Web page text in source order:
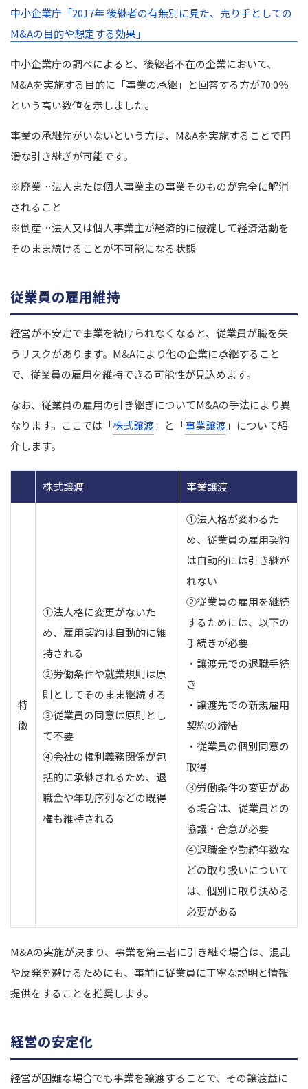
中小企業庁「2017年 後継者の有無別に見た、売り手としての
M&Aの目的や想定する効果」
中小企業庁の調べによると、後継者不在の企業において、
M&Aを実施する目的に「事業の承継」と回答する方が70.0％
という高い数値を示しました。
事業の承継先がいないという方は、M&Aを実施することで円
滑な引き継ぎが可能です。
※廃業…法人または個人事業主の事業そのものが完全に解消
されること
※倒産…法人又は個人事業主が経済的に破綻して経済活動を
そのまま続けることが不可能になる状態
従業員の雇用維持
経営が不安定で事業を続けられなくなると、従業員が職を失
うリスクがあります。M&Aにより他の企業に承継すること
で、従業員の雇用を維持できる可能性が見込めます。
なお、従業員の雇用の引き継ぎについてM&Aの手法により異
なります。ここでは「株式譲渡」と「事業譲渡」について紹
介します。
株式譲渡 事業譲渡
特
徴
①法人格に変更がないた
め、雇用契約は自動的に維
持される
②労働条件や就業規則は原
則としてそのまま継続する
③従業員の同意は原則とし
て不要
④会社の権利義務関係が包
括的に承継されるため、退
職金や年功序列などの既得
権も維持される
①法人格が変わるた
め、従業員の雇用契約
は自動的には引き継が
れない
②従業員の雇用を継続
するためには、以下の
手続きが必要
・譲渡元での退職手続
き
・譲渡先での新規雇用
契約の締結
・従業員の個別同意の
取得
③労働条件の変更があ
る場合は、従業員との
協議・合意が必要
④退職金や勤続年数な
どの取り扱いについて
は、個別に取り決める
必要がある
M&Aの実施が決まり、事業を第三者に引き継ぐ場合は、混乱
や反発を避けるためにも、事前に従業員に丁寧な説明と情報
提供をすることを推奨します。
経営の安定化
経営が困難な場合でも事業を譲渡することで、その譲渡益に